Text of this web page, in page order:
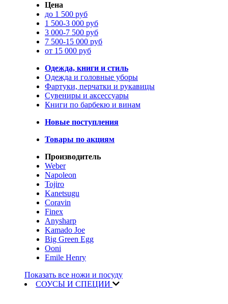
Цена
до 1 500 руб
1 500-3 000 руб
3 000-7 500 руб
7 500-15 000 руб
от 15 000 руб
Одежда, книги и стиль
Одежда и головные уборы
Фартуки, перчатки и рукавицы
Сувениры и аксессуары
Книги по барбекю и винам
Новые поступления
Товары по акциям
Производитель
Weber
Napoleon
Tojiro
Kanetsugu
Coravin
Finex
Anysharp
Kamado Joe
Big Green Egg
Ooni
Emile Henry
Показать все ножи и посуду
СОУСЫ И СПЕЦИИ